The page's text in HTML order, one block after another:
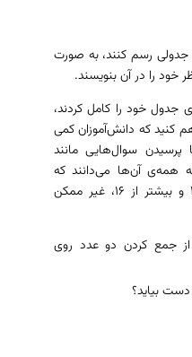
جدولی رسم کنند، به صورت
خود را در آن بنویسند.
جدول خود را کامل کردند،
کنید که دانش‌آموزان کمی
پرسیدن سوال‌هایی مانند
همه‌ی آن‌ها می‌دانند که
حاصل شدن اعداد کوچکتر از ۲ و بیشتر از ۱۶، غیر ممکن
جمع کردن دو عدد روی
بیاید؟